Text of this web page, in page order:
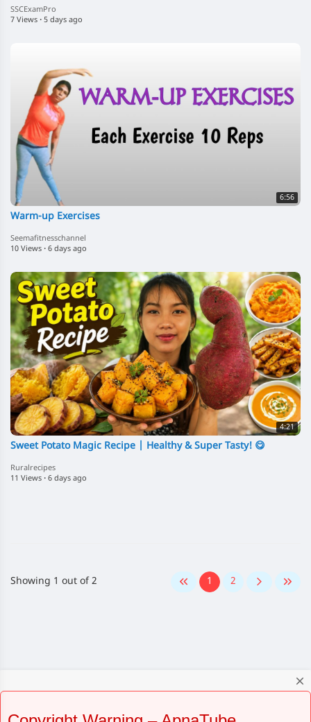
close
SSCExamPro
7 Views · 5 days ago
6:56
Warm-up Exercises
Seemafitnesschannel
10 Views · 6 days ago
4:21
Sweet Potato Magic Recipe | Healthy & Super Tasty! 😋
Ruralrecipes
11 Views · 6 days ago
Showing 1 out of 2 1 2